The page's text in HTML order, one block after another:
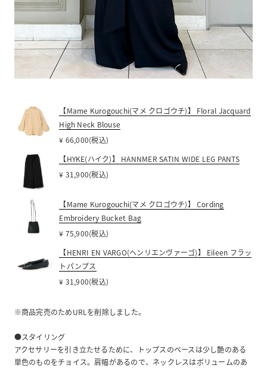
【Mame Kurogouchi(マメ クロゴウチ)】 Floral Jacquard
High Neck Blouse
¥ 66,000(税込)
【HYKE(ハイク)】 HANNMER SATIN WIDE LEG PANTS
¥ 31,900(税込)
【Mame Kurogouchi(マメ クロゴウチ)】 Cording
Embroidery Bucket Bag
¥ 75,900(税込)
【HENRI EN VARGO(ヘンリエンヴァーゴ)】 Eileen フラッ
トパンプス
¥ 31,900(税込)
※商品完売のためURLを削除しました。
●スタイリング
アクセサリーを引き立たせるために、トップスのベースは少し艶のある
単色のものをチョイス。肩幅があるので、ネックレスはボリュームのあ